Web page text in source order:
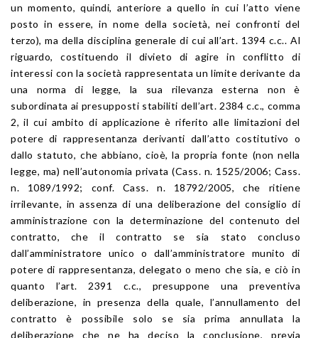
un momento, quindi, anteriore a quello in cui l’atto viene
posto in essere, in nome della società, nei confronti del
terzo), ma della disciplina generale di cui all’art. 1394 c.c.. Al
riguardo, costituendo il divieto di agire in conflitto di
interessi con la società rappresentata un limite derivante da
una norma di legge, la sua rilevanza esterna non è
subordinata ai presupposti stabiliti dell’art. 2384 c.c., comma
2, il cui ambito di applicazione è riferito alle limitazioni del
potere di rappresentanza derivanti dall’atto costitutivo o
dallo statuto, che abbiano, cioè, la propria fonte (non nella
legge, ma) nell’autonomia privata (Cass. n. 1525/2006; Cass.
n. 1089/1992; conf. Cass. n. 18792/2005, che ritiene
irrilevante, in assenza di una deliberazione del consiglio di
amministrazione con la determinazione del contenuto del
contratto, che il contratto se sia stato concluso
dall’amministratore unico o dall’amministratore munito di
potere di rappresentanza, delegato o meno che sia, e ciò in
quanto l’art. 2391 c.c., presuppone una preventiva
deliberazione, in presenza della quale, l’annullamento del
contratto è possibile solo se sia prima annullata la
deliberazione che ne ha deciso la conclusione, previa